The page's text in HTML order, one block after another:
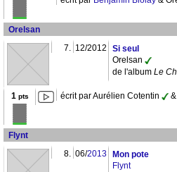
Orelsan
7. 12/2012
Si seul
Orelsan
de l'album Le
1 pts écrit par Aurélien Cotentin
Flynt
8. 06/2013
Mon pote
Flynt